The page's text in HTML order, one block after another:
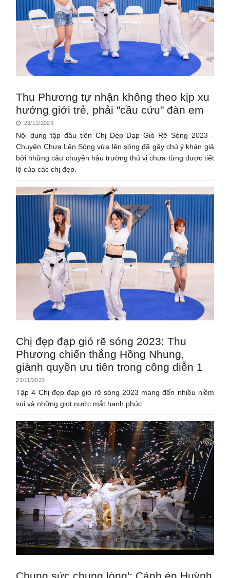
Thu Phương tự nhận không theo kịp xu
hướng giới trẻ, phải "cầu cứu" đàn em
23/11/2023
Nội dung tập đầu tiên Chị Đẹp Đạp Gió Rẽ Sóng 2023 -
Chuyện Chưa Lên Sóng vừa lên sóng đã gây chú ý khán giả
bởi những câu chuyện hậu trường thú vị chưa từng được tiết
lộ của các chị đẹp.
Chị đẹp đạp gió rẽ sóng 2023: Thu
Phương chiến thắng Hồng Nhung,
giành quyền ưu tiên trong công diễn 1
21/11/2023
Tập 4 Chị đẹp đạp gió rẽ sóng 2023 mang đến nhiều niềm
vui và những giọt nước mắt hạnh phúc.
Chung sức chung lòng': Cánh én Huỳnh